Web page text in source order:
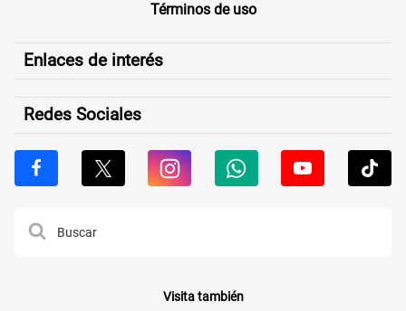
Términos de uso
Enlaces de interés
Redes Sociales
Visita también